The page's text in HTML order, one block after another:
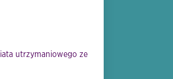
utrzymaniowego ze